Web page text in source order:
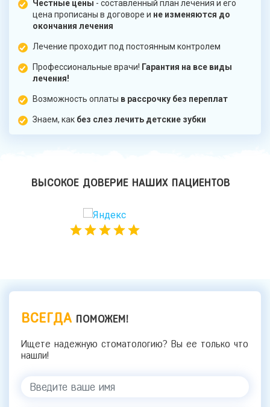
Честные цены - составленный план лечения и его
цена прописаны в договоре и не изменяются до
окончания лечения
Лечение проходит под постоянным контролем
Профессиональные врачи! Гарантия на все виды
лечения!
Возможность оплаты в рассрочку без переплат
Знаем, как без слез лечить детские зубки
ВЫСОКОЕ ДОВЕРИЕ НАШИХ ПАЦИЕНТОВ
ВСЕГДА ПОМОЖЕМ!
Ищете надежную стоматологию? Вы ее только что
нашли!